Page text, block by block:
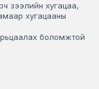
зээлийн хугацаа,
хугацааны
боломжтой